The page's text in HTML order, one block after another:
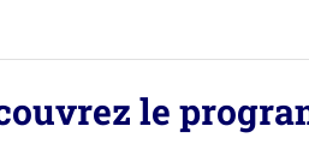
le